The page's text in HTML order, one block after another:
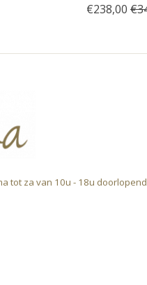
€238,00
tot za van 10u - 18u doorlopend